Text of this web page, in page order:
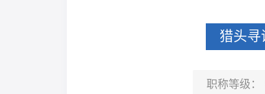
猎头寻
职称等级：